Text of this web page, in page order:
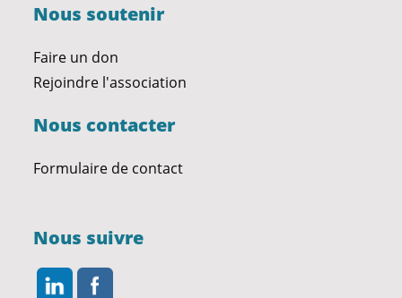
Nous soutenir
Faire un don
Rejoindre l'association
Nous contacter
Formulaire de contact
Nous suivre